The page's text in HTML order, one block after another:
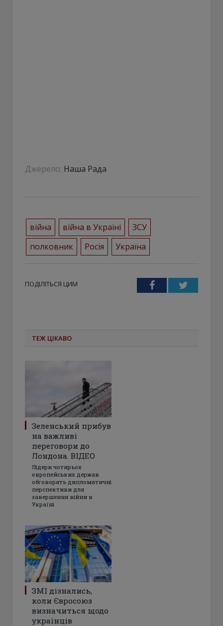
Джерело: Наша Рада
війна війна в Україні
ЗСУ
полковник
Росія Україна
ПОДІЛІТЬСЯ ЦИМ FacebookTwitter
ТЕЖ ЦІКАВО
Зеленський прибув
на важливі
переговори до
Лондона. ВІДЕО
Лідери чотирьох
європейських держав
обговорять дипломатичні
перспективи для
завершення війни в
Україні
ЗМІ дізнались,
коли Євросоюз
визначиться щодо
українців